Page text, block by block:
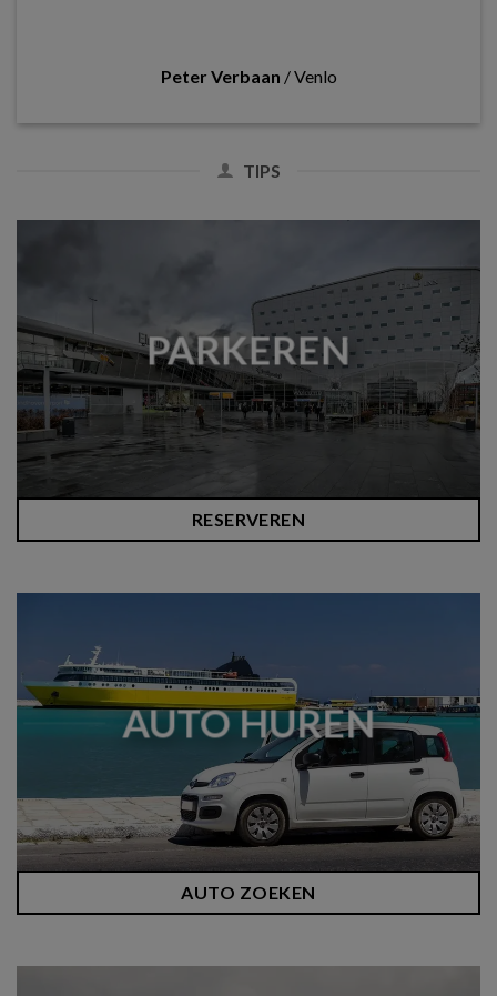
Peter Verbaan /Venlo
TIPS
PARKEREN
RESERVEREN
AUTO HUREN
AUTO ZOEKEN